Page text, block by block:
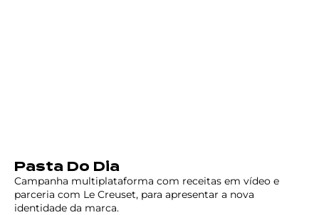
Pasta Do Dia
Campanha multiplataforma com receitas em vídeo e
parceria com Le Creuset, para apresentar a nova
identidade da marca.